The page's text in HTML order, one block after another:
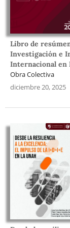
Libro de
Investigación e
Internacional en
Obra Colectiva
diciembre 20, 2025